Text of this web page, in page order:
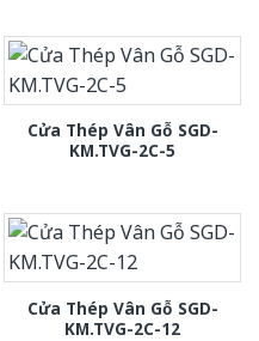
Cửa Thép Vân Gỗ SGD-
KM.TVG-2C-5
Cửa Thép Vân Gỗ SGD-
KM.TVG-2C-12